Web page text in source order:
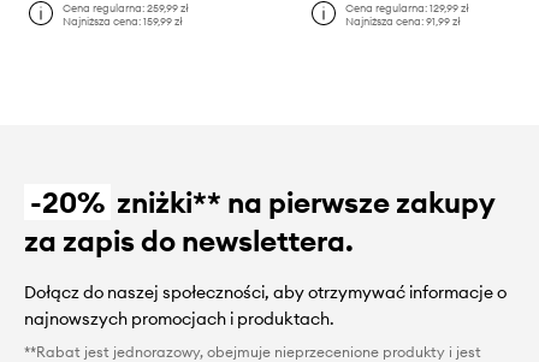
Cena regularna:259,99 zł
Najniższa cena:159,99 zł
Cena regularna: 129,99 zł
Najniższa cena: 91,99 zł
-20% zniżki** na pierwsze zakupy
za zapis do newslettera.
Dołącz do naszej społeczności, aby otrzymywać informacje o
najnowszych promocjach i produktach.
**Rabat jest jednorazowy, obejmuje nieprzecenione produkty i jest